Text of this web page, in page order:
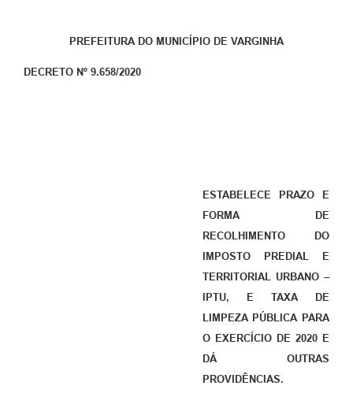
PREFEITURA DO MUNICÍPIO DE VARGINHA
DECRETO Nº 9.658/2020
ESTABELECE PRAZO E
FORMA DE
RECOLHIMENTO DO
IMPOSTO PREDIAL E
TERRITORIAL URBANO –
IPTU, E TAXA DE
LIMPEZA PÚBLICA PARA
O EXERCÍCIO DE 2020 E
DÁ OUTRAS
PROVIDÊNCIAS.